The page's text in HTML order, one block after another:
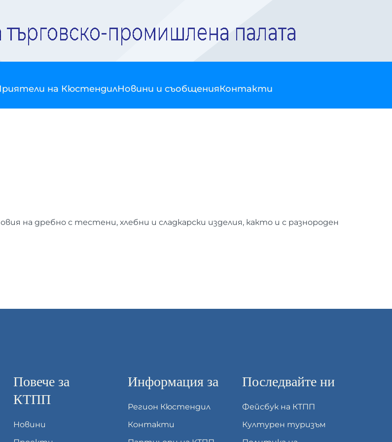
на КюстендилНовини и съобщенияКонтакти
на дребно с тестени, хлебни и сладкарски изделия, както и с разнороден
Повече за
КТПП
Новини
Информация за
Регион Кюстендил
Контакти
Последвайте ни
Фейсбук на КТПП
Културен туризъм